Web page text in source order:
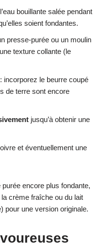
bouillante salée pendant
soient fondantes.
presse-purée ou un moulin
texture collante (le
: incorporez le beurre coupé
de terre sont encore
jusqu’à obtenir une
et éventuellement une
purée encore plus fondante,
crème fraîche ou du lait
pour une version originale.